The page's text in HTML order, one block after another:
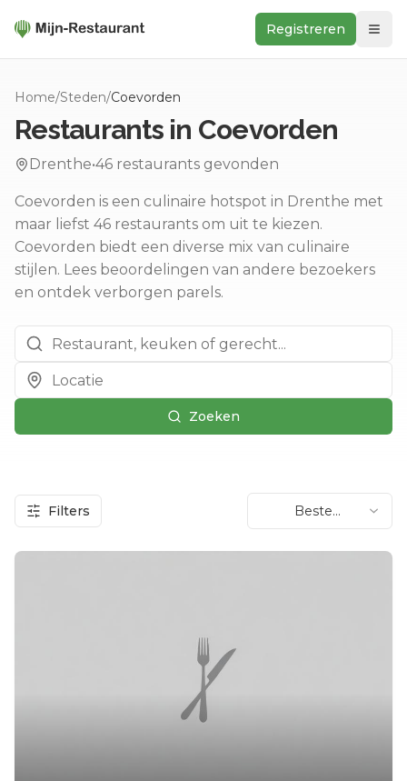
Registreren
In de buurt
Ontdek
Keukens
Foodwall
Reviews
Home/Steden/Coevorden
Restaurants in Coevorden
Drenthe•46 restaurants gevonden
Coevorden is een culinaire hotspot in Drenthe met
maar liefst 46 restaurants om uit te kiezen.
Coevorden biedt een diverse mix van culinaire
stijlen. Lees beoordelingen van andere bezoekers
en ontdek verborgen parels.
Zoeken
Filters
Beste
beoordeling